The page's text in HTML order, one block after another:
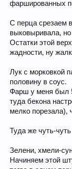
фаршированных
С перца срезаем
выковыривала,
Остатки этой
жадности, ну
Лук с морковкой
половину в соус.
Фарш у меня был
туда бекона
мелко порезала),
Туда же чуть-
Зелени, хмели-
Начиняем этой